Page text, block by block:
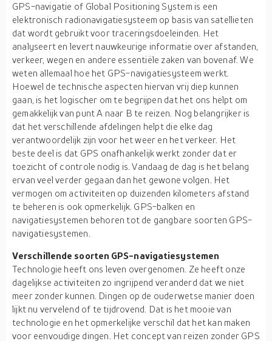
GPS-navigatie of Global Positioning System is een
elektronisch radionavigatiesysteem op basis van satellieten
dat wordt gebruikt voor traceringsdoeleinden. Het
analyseert en levert nauwkeurige informatie over afstanden,
verkeer, wegen en andere essentiële zaken van bovenaf. We
weten allemaal hoe het GPS-navigatiesysteem werkt.
Hoewel de technische aspecten hiervan vrij diep kunnen
gaan, is het logischer om te begrijpen dat het ons helpt om
gemakkelijk van punt A naar B te reizen. Nog belangrijker is
dat het verschillende afdelingen helpt die elke dag
verantwoordelijk zijn voor het weer en het verkeer. Het
beste deel is dat GPS onafhankelijk werkt zonder dat er
toezicht of controle nodig is. Vandaag de dag is het belang
ervan veel verder gegaan dan het gewone volgen. Het
vermogen om activiteiten op duizenden kilometers afstand
te beheren is ook opmerkelijk. GPS-balken en
navigatiesystemen behoren tot de gangbare soorten GPS-
navigatiesystemen.
Verschillende soorten GPS-navigatiesystemen
Technologie heeft ons leven overgenomen. Ze heeft onze
dagelijkse activiteiten zo ingrijpend veranderd dat we niet
meer zonder kunnen. Dingen op de ouderwetse manier doen
lijkt nu vervelend of te tijdrovend. Dat is het mooie van
technologie en het opmerkelijke verschil dat het kan maken
voor eenvoudige dingen. Het concept van reizen zonder GPS